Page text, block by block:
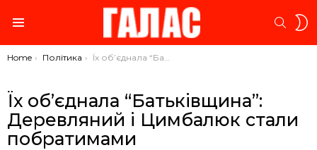
You are here:
Home Політика Їх об’єднала “Батьківщина”: Деревляний і Цимбалюк стали побратимами
Їх об’єднала “Батьківщина”:
Деревляний і Цимбалюк стали
побратимами